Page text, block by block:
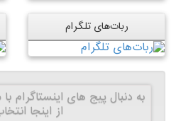
ربات‌های تلگرام
به دنبال پیج های
از اینجا